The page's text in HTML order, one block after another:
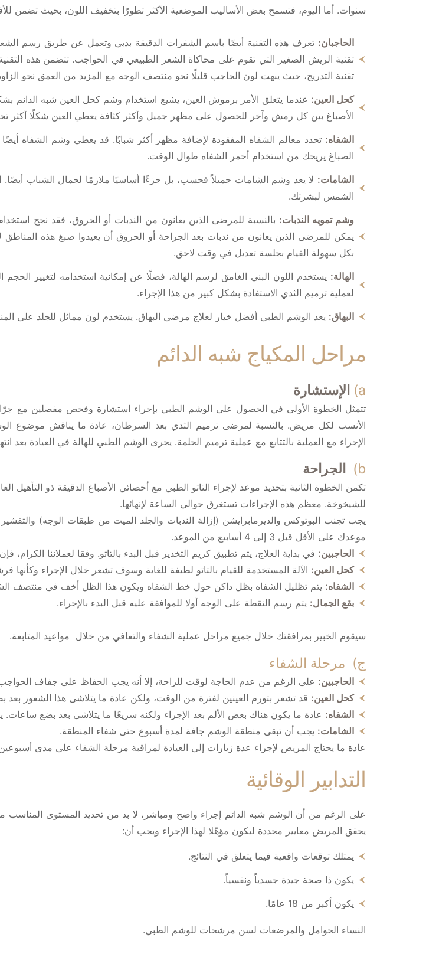
سنوات. أما اليوم، فتسمح بعض الأساليب الموضعية الأكثر تطورًا بتخفيف اللون، بحيث تضمن للأفراد
الحاجبان: تعرف هذه التقنية أيضًا باسم الشفرات الدقيقة بدبي وتعمل عن طريق رسم
تقنية الريش الصغير التي تقوم على محاكاة الشعر الطبيعي في الحواجب. تتضمن هذه
تقنية التدريج، حيث يبهت لون الحاجب قليلًا نحو منتصف الوجه مع المزيد من العمق نحو
كحل العين: عندما يتعلق الأمر برموش العين، يشيع استخدام وشم كحل العين شبه
الأصباغ بين كل رمش وآخر للحصول على مظهر جميل وأكثر كثافة يعطي العين شكلًا أكثر
الشفاه: تحدد معالم الشفاه المفقودة لإضافة مظهر أكثر شبابًا. قد يعطي وشم الشفاه
الصباغ يريحك من استخدام أحمر الشفاه طوال الوقت.
الشامات: لا يعد وشم الشامات جميلاً فحسب، بل جزءًا أساسيًا ملازمًا لجمال الشباب
الشمس لبشرتك.
وشم تمويه الندبات: بالنسبة للمرضى الذين يعانون من الندبات أو الحروق، فقد نجح
يمكن للمرضى الذين يعانون من ندبات بعد الجراحة أو الحروق أن يعيدوا صبغ هذه
بكل سهولة القيام بجلسة تعديل في وقت لاحق.
الهالة: يستخدم اللون البني الغامق لرسم الهالة، فضلًا عن إمكانية استخدامه لتغيير
لعملية ترميم الثدي الاستفادة بشكل كبير من هذا الإجراء.
البهاق: يعد الوشم الطبي أفضل خيار لعلاج مرضى البهاق. يستخدم لون مماثل للجلد على
مراحل المكياج شبه الدائم
a) الإستشارة
تتمثل الخطوة الأولى في الحصول على الوشم الطبي بإجراء استشارة وفحص مفصلين مع جرّاح
الأنسب لكل مريض. بالنسبة لمرضى ترميم الثدي بعد السرطان، عادة ما يناقش موضوع
الإجراء مع العملية بالتتابع مع عملية ترميم الحلمة. يجرى الوشم الطبي للهالة في العيادة بعد
b) الجراحة
تكمن الخطوة الثانية بتحديد موعد لإجراء التاتو الطبي مع أخصائي الأصباغ الدقيقة ذو التأهيل
للشيخوخة. معظم هذه الإجراءات تستغرق حوالي الساعة لإنهائها.
يجب تجنب البوتوكس والديرمابرايشن (إزالة الندبات والجلد الميت من طبقات الوجه)
موعدك على الأقل قبل 3 إلى 4 أسابيع من الموعد.
الحاجبين: في بداية العلاج، يتم تطبيق كريم التخدير قبل البدء بالتاتو. وفقا لعملائنا الكرام،
كحل العين: الآلة المستخدمة للقيام بالتاتو لطيفة للغاية وسوف تشعر خلال الإجراء وكأنها
الشفاه: يتم تظليل الشفاه بظل داكن حول خط الشفاه ويكون هذا الظل أخف في منتصف
بقع الجمال: يتم رسم النقطة على الوجه أولا للموافقة عليه قبل البدء بالإجراء.
سيقوم الخبير بمرافقتك خلال جميع مراحل عملية الشفاء والتعافي من خلال مواعيد المتابعة.
ج) مرحلة الشفاء
الحاجبين: على الرغم من عدم الحاجة لوقت للراحة، إلا أنه يجب الحفاظ على جفاف الحواجب
كحل العين: قد تشعر بتورم العينين لفترة من الوقت، ولكن عادة ما يتلاشى هذا الشعور بعد بضع
الشفاه: عادة ما يكون هناك بعض الألم بعد الإجراء ولكنه سريعًا ما يتلاشى بعد بضع
الشامات: يجب أن تبقى منطقة الوشم جافة لمدة أسبوع حتى شفاء المنطقة.
عادة ما يحتاج المريض لإجراء عدة زيارات إلى العيادة لمراقبة مرحلة الشفاء على مدى أسبوعين إلى 4
التدابير الوقائية
على الرغم من أن الوشم شبه الدائم إجراء واضح ومباشر، لا بد من تحديد المستوى المناسب
يحقق المريض معايير محددة ليكون مؤهّلا لهذا الإجراء ويجب أن:
يمتلك توقعات واقعية فيما يتعلق في النتائج.
يكون ذا صحة جيدة جسدياً ونفسياً.
يكون أكبر من 18 عامًا.
النساء الحوامل والمرضعات لسن مرشحات للوشم الطبي.